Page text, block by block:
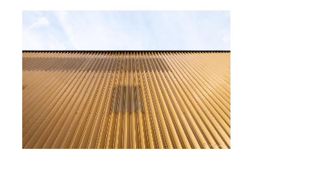
KONTAKT